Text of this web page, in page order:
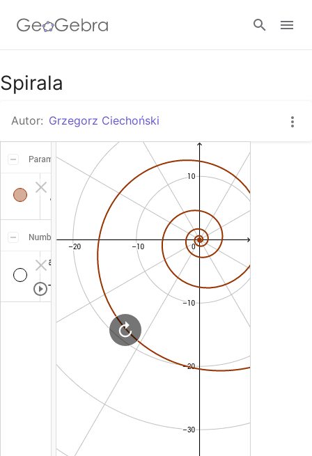
Google Classroom
GeoGebra Classroom
Zaloguj się
Spirala
Autor: Grzegorz Ciechoński